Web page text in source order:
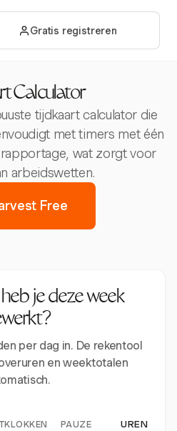
Gratis registreren
Calculator
tijdkaart calculator die
met timers met één
wat zorgt voor
arbeidswetten.
Free
je deze week
per dag in. De rekentool
en weektotalen
PAUZE UREN